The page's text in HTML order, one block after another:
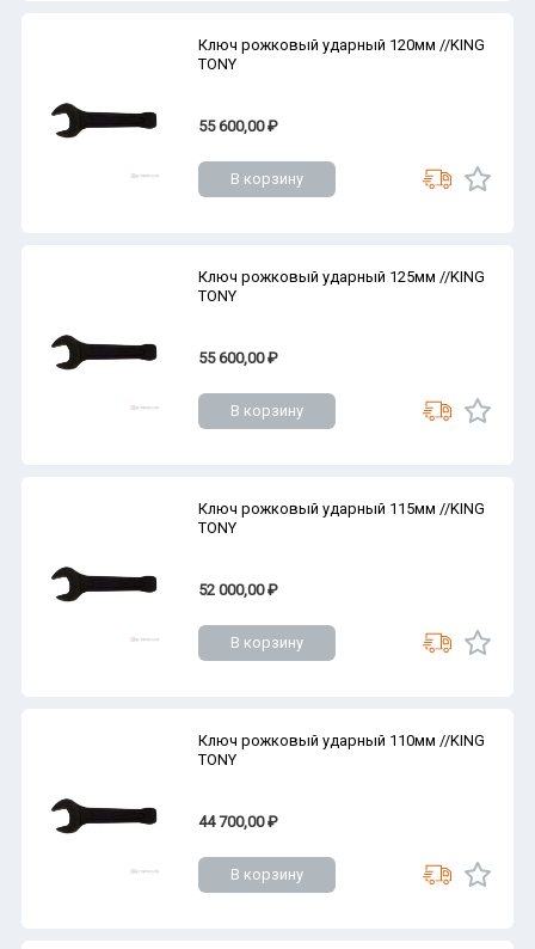
Ключ рожковый ударный 120мм //KING
TONY
55 600,00 ₽
В корзину
Ключ рожковый ударный 125мм //KING
TONY
55 600,00 ₽
В корзину
Ключ рожковый ударный 115мм //KING
TONY
52 000,00 ₽
В корзину
Ключ рожковый ударный 110мм //KING
TONY
44 700,00 ₽
В корзину